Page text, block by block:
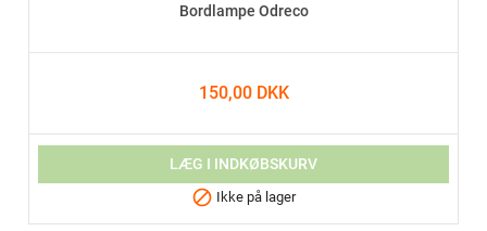
Bordlampe Odreco
150,00 DKK
LÆG I INDKØBSKURV
 Ikke på lager